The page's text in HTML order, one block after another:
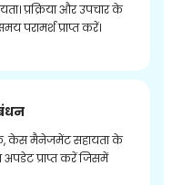
प्रक्रिया और उपचार के
परामर्श प्राप्त करें।
केस मैनेजमेंट सहायता के
अपडेट प्राप्त करें जिसमें